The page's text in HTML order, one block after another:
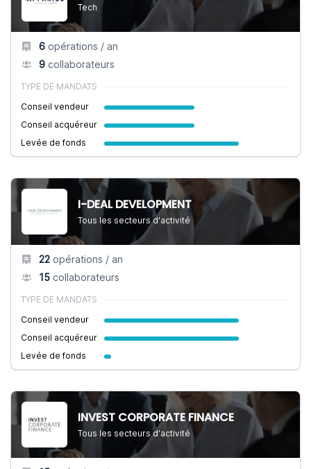
Tech
6 opérations / an
9 collaborateurs
TYPE DE MANDATS
Conseil vendeur
Conseil acquéreur
Levée de fonds
I-DEAL DEVELOPMENT
Tous les secteurs d'activité
22 opérations / an
15 collaborateurs
TYPE DE MANDATS
Conseil vendeur
Conseil acquéreur
Levée de fonds
INVEST CORPORATE FINANCE
Tous les secteurs d'activité